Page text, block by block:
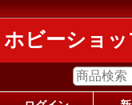
ホビーショ